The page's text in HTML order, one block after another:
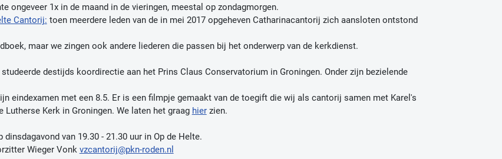
ongeveer 1x in de maand in de vieringen, meestal op zondagmorgen.
Cantorij: toen meerdere leden van de in mei 2017 opgeheven Catharinacantorij zich aansloten ontstond
maar we zingen ook andere liederen die passen bij het onderwerp van de kerkdienst.
destijds koordirectie aan het Prins Claus Conservatorium in Groningen. Onder zijn bezielende
eindexamen met een 8.5. Er is een filmpje gemaakt van de toegift die wij als cantorij samen met Karel's
Lutherse Kerk in Groningen. We laten het graag hierzien.
van 19.30 - 21.30 uur in Op de Helte.
Wieger Vonk vzcantorij@pkn-roden.nl